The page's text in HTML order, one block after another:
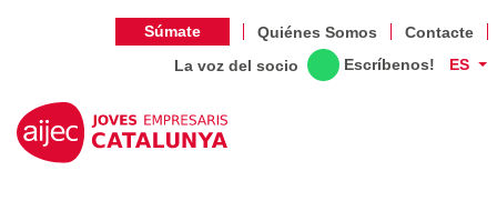
Súmate Quiénes Somos
Contacte
La voz del socio
Escríbenos! ES